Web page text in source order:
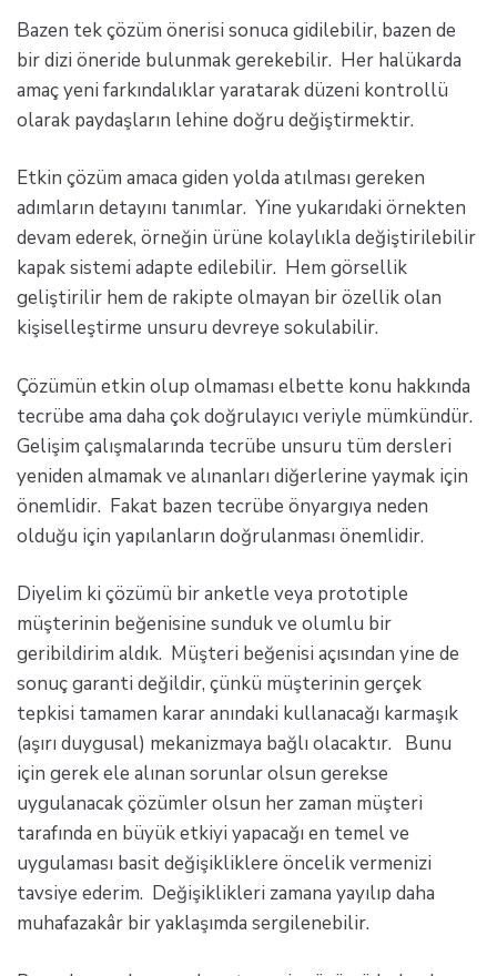
Bazen tek çözüm önerisi sonuca gidilebilir, bazen de
bir dizi öneride bulunmak gerekebilir. Her halükarda
amaç yeni farkındalıklar yaratarak düzeni kontrollü
olarak paydaşların lehine doğru değiştirmektir.
Etkin çözüm amaca giden yolda atılması gereken
adımların detayını tanımlar. Yine yukarıdaki örnekten
devam ederek, örneğin ürüne kolaylıkla değiştirilebilir
kapak sistemi adapte edilebilir. Hem görsellik
geliştirilir hem de rakipte olmayan bir özellik olan
kişiselleştirme unsuru devreye sokulabilir.
Çözümün etkin olup olmaması elbette konu hakkında
tecrübe ama daha çok doğrulayıcı veriyle mümkündür.
Gelişim çalışmalarında tecrübe unsuru tüm dersleri
yeniden almamak ve alınanları diğerlerine yaymak için
önemlidir. Fakat bazen tecrübe önyargıya neden
olduğu için yapılanların doğrulanması önemlidir.
Diyelim ki çözümü bir anketle veya prototiple
müşterinin beğenisine sunduk ve olumlu bir
geribildirim aldık. Müşteri beğenisi açısından yine de
sonuç garanti değildir, çünkü müşterinin gerçek
tepkisi tamamen karar anındaki kullanacağı karmaşık
(aşırı duygusal) mekanizmaya bağlı olacaktır. Bunu
için gerek ele alınan sorunlar olsun gerekse
uygulanacak çözümler olsun her zaman müşteri
tarafında en büyük etkiyi yapacağı en temel ve
uygulaması basit değişikliklere öncelik vermenizi
tavsiye ederim. Değişiklikleri zamana yayılıp daha
muhafazakâr bir yaklaşımda sergilenebilir.